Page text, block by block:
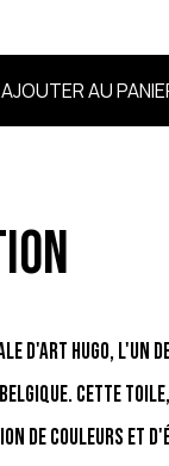
d'Art Hugo, l'un
Cette
de couleurs et